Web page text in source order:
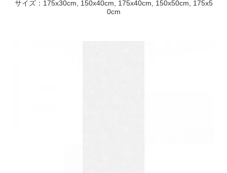
サイズ：175x30cm, 150x40cm, 175x40cm, 150x50cm, 175x5
0cm